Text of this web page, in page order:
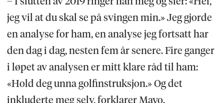
jeg vil at du skal se på svingen min.» Jeg gjorde
en analyse for ham, en analyse jeg fortsatt har
den dag i dag, nesten fem år senere. Fire ganger
i løpet av analysen er mitt klare råd til ham:
«Hold deg unna golfinstruksjon.» Og det
inkluderte meg selv, forklarer Mayo.